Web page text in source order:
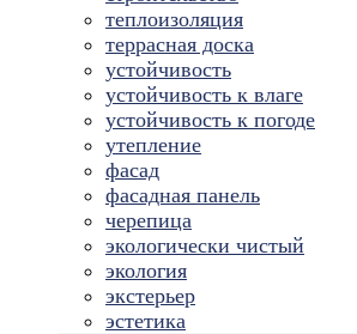
теплоизоляция
террасная доска
устойчивость
устойчивость к влаге
устойчивость к погоде
утепление
фасад
фасадная панель
черепица
экологически чистый
экология
экстерьер
эстетика